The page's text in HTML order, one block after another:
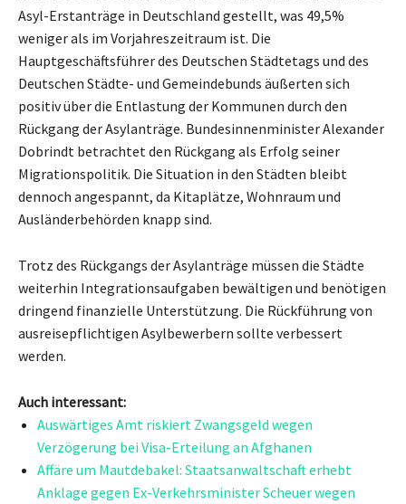
Asyl-Erstanträge in Deutschland gestellt, was 49,5%
weniger als im Vorjahreszeitraum ist. Die
Hauptgeschäftsführer des Deutschen Städtetags und des
Deutschen Städte- und Gemeindebunds äußerten sich
positiv über die Entlastung der Kommunen durch den
Rückgang der Asylanträge. Bundesinnenminister Alexander
Dobrindt betrachtet den Rückgang als Erfolg seiner
Migrationspolitik. Die Situation in den Städten bleibt
dennoch angespannt, da Kitaplätze, Wohnraum und
Ausländerbehörden knapp sind.
Trotz des Rückgangs der Asylanträge müssen die Städte
weiterhin Integrationsaufgaben bewältigen und benötigen
dringend finanzielle Unterstützung. Die Rückführung von
ausreisepflichtigen Asylbewerbern sollte verbessert
werden.
Auch interessant:
Auswärtiges Amt riskiert Zwangsgeld wegen
Verzögerung bei Visa-Erteilung an Afghanen
Affäre um Mautdebakel: Staatsanwaltschaft erhebt
Anklage gegen Ex-Verkehrsminister Scheuer wegen